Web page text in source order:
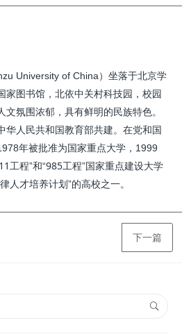
University of China）坐落于北京学
家图书馆 ，北依中关村科技园 ，校园
氛围浓郁，具有鲜明的民族特色。
华人民共和国教育部共建。在党和国
年被批准为国家重点大学，1999
工程”和“985工程”国家重点建设大学
人才培养计划”的高校之一。
下一篇